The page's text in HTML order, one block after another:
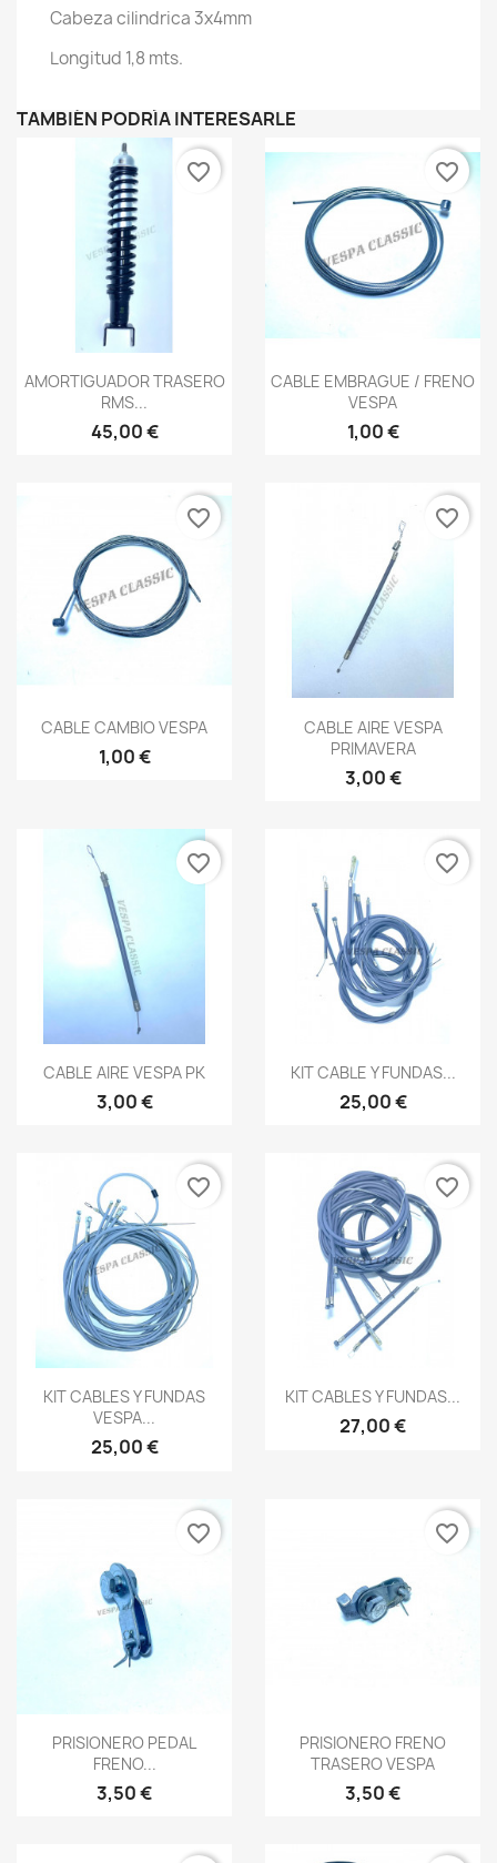
Cabeza cilindrica 3x4mm
Longitud 1,8 mts.
TAMBIÉN PODRÍA INTERESARLE
Vista rápida
AMORTIGUADOR TRASERO
RMS...
45,00 €
favorite_border
Vista rápida
CABLE EMBRAGUE / FRENO
VESPA
1,00 €
favorite_border
Vista rápida
CABLE CAMBIO VESPA
1,00 €
favorite_border
Vista rápida
CABLE AIRE VESPA
PRIMAVERA
3,00 €
favorite_border
Vista rápida
CABLE AIRE VESPA PK
3,00 €
favorite_border
Vista rápida
KIT CABLE Y FUNDAS...
25,00 €
favorite_border
Vista rápida
KIT CABLES Y FUNDAS
VESPA...
25,00 €
favorite_border
Vista rápida
KIT CABLES Y FUNDAS...
27,00 €
favorite_border
Vista rápida
PRISIONERO PEDAL
FRENO...
3,50 €
favorite_border
Vista rápida
PRISIONERO FRENO
TRASERO VESPA
3,50 €
favorite_border